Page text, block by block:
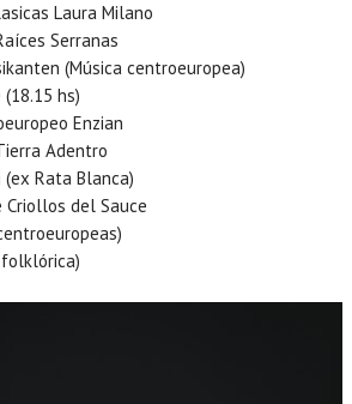
Laura Milano
Serranas
(Música centroeuropea)
hs)
Enzian
Adentro
Rata Blanca)
Criollos del Sauce
folklórica)